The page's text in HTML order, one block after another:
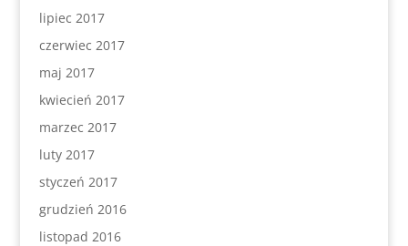
lipiec 2017
czerwiec 2017
maj 2017
kwiecień 2017
marzec 2017
luty 2017
styczeń 2017
grudzień 2016
listopad 2016